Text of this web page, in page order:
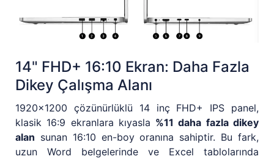
14" FHD+ 16:10 Ekran: Daha Fazla
Dikey Çalışma Alanı
1920x1200 çözünürlüklü 14 inç FHD+ IPS panel,
klasik 16:9 ekranlara kıyasla %11 daha fazla dikey
alan sunan 16:10 en-boy oranına sahiptir. Bu fark,
uzun Word belgelerinde ve Excel tablolarında